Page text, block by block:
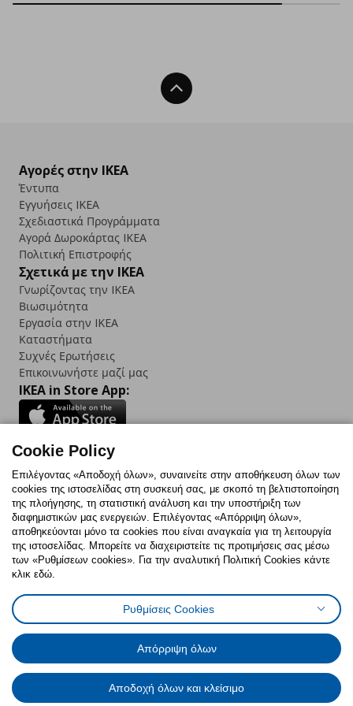
Back To Top
Αγορές στην IKEA
Έντυπα
Εγγυήσεις IKEA
Σχεδιαστικά Προγράμματα
Αγορά Δωρoκάρτας IKEA
Πολιτική Επιστροφής
Σχετικά με την IKEA
Γνωρίζοντας την IKEA
Βιωσιμότητα
Εργασία στην IKEA
Καταστήματα
Συχνές Ερωτήσεις
Επικοινωνήστε μαζί μας
IKEA in Store App:
Follow us:
FacebookInstagram
TikTokYoutubePinterestTwitter
Πολιτική CookiesΔήλωση ψηφιακής προσβασιμότητας
Ρυθμίσεις cookiesΌροι Χρήσης
Γενική Πολιτική Προσωπικών Δεδομένων
Πολιτική Προσωπικών Δεδομένων για ΙΚΕΑ.gr
Κώδικας Καταναλωτικής Δεοντολογίας
Cookie Policy
Επιλέγοντας «Αποδοχή όλων», συναινείτε στην αποθήκευση όλων των
cookies της ιστοσελίδας στη συσκευή σας, με σκοπό τη βελτιστοποίηση
της πλοήγησης, τη στατιστική ανάλυση και την υποστήριξη των
διαφημιστικών μας ενεργειών. Επιλέγοντας «Απόρριψη όλων»,
αποθηκεύονται μόνο τα cookies που είναι αναγκαία για τη λειτουργία
της ιστοσελίδας. Μπορείτε να διαχειριστείτε τις προτιμήσεις σας μέσω
των «Ρυθμίσεων cookies». Για την αναλυτική Πολιτική Cookies κάντε
κλικ εδώ.
Ρυθμίσεις Cookies
Απόρριψη όλων
Αποδοχή όλων και κλείσιμο